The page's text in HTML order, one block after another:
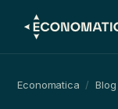
Economatica /